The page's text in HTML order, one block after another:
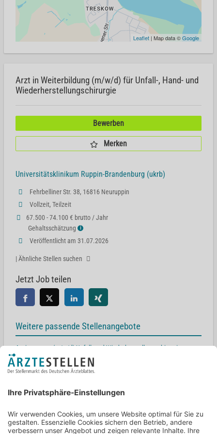
Leaflet | Map data ©Google
Arzt in Weiterbildung (m/w/d) für Unfall-, Hand- und
Wiederherstellungschirurgie
Bewerben
Merken
Universitätsklinikum Ruppin-Brandenburg (ukrb)
Fehrbelliner Str. 38, 16816 Neuruppin
Vollzeit, Teilzeit
67.500 - 74.100 € brutto / Jahr
Gehaltsschätzung
ℹ
Veröffentlicht am 31.07.2026
| Ähnliche Stellen suchen
Jetzt Job teilen
Weitere passende Stellenangebote
Assistenzarzt (m/w/d) Unfall- und Wiederherstellungschirurgie
48683 Ahaus
Arzt in Weiterbildung für Orthopädie und Unfallchirurgie (m/w/d)
Wiederherstellungschirurgie
Günzburger Straße 41, 89264 Weißenhorn